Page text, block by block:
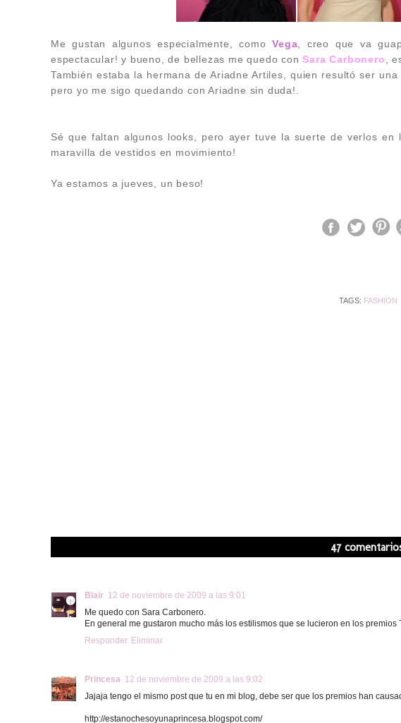
Me gustan algunos especialmente, comoVega , creo que va
espectacular! y bueno, de bellezas me quedo conSara Carbonero
,
También estaba la hermana de Ariadne Artiles, quien resultó ser
pero yo me sigo quedando con Ariadne sin duda!.
Sé que faltan algunos looks, pero ayer tuve la suerte de verlos
maravilla de vestidos en movimiento!
Ya estamos a jueves, un beso!
TAGS: FASHION
47
Blair 12 de noviembre de 2009 a las 9:01
Me quedo con Sara Carbonero.
En general me gustaron mucho más los estilismos que se lucieron en los premios
Responder Eliminar
Princesa 12 de noviembre de 2009 a las 9:02
Jajaja tengo el mismo post que tu en mi blog, debe ser que los premios han
http://estanochesoyunaprincesa.blogspot.com/